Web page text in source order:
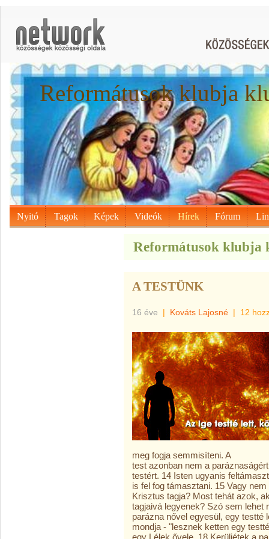
Reformátusok klubja
Nyitó Tagok Képek Videók Hírek Fórum
Reformátusok klubja
A TESTÜNK
16 éve | Kováts Lajosné | 12
meg fogja semmisíteni. A
test azonban nem a
testért. 14 Isten ugyanis
is fel fog támasztani. 15 Vagy
Krisztus tagja? Most tehát azok,
tagjaivá legyenek? Szó sem lehet
parázna nővel egyesül, egy testté
mondja - "lesznek ketten egy
egy Lélek ővele. 18 Kerüljétek a